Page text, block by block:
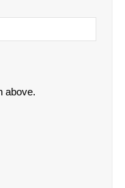
above.